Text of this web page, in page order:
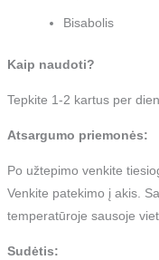
Bisabolis
Kaip naudoti?
Tepkite 1-2 kartus per
Atsargumo priemonės:
Po užtepimo venkite
Venkite patekimo į akis.
temperatūroje sausoje
Sudėtis: